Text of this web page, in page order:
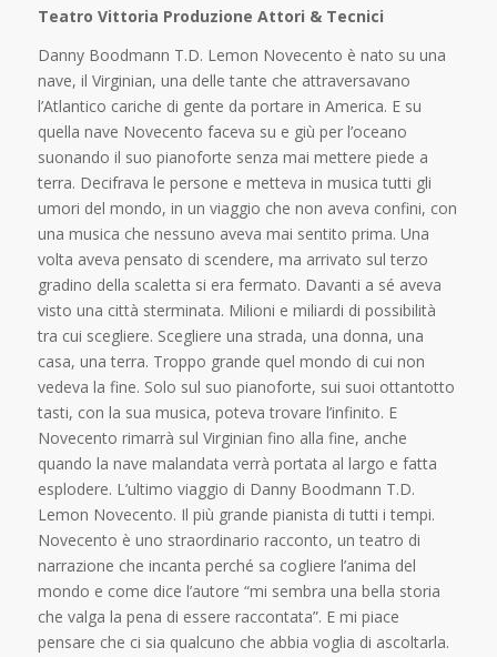
Teatro Vittoria Produzione Attori & Tecnici
Danny Boodmann T.D. Lemon Novecento è nato su una
nave, il Virginian, una delle tante che attraversavano
l’Atlantico cariche di gente da portare in America. E su
quella nave Novecento faceva su e giù per l’oceano
suonando il suo pianoforte senza mai mettere piede a
terra. Decifrava le persone e metteva in musica tutti gli
umori del mondo, in un viaggio che non aveva confini, con
una musica che nessuno aveva mai sentito prima. Una
volta aveva pensato di scendere, ma arrivato sul terzo
gradino della scaletta si era fermato. Davanti a sé aveva
visto una città sterminata. Milioni e miliardi di possibilità
tra cui scegliere. Scegliere una strada, una donna, una
casa, una terra. Troppo grande quel mondo di cui non
vedeva la fine. Solo sul suo pianoforte, sui suoi ottantotto
tasti, con la sua musica, poteva trovare l’infinito. E
Novecento rimarrà sul Virginian fino alla fine, anche
quando la nave malandata verrà portata al largo e fatta
esplodere. L’ultimo viaggio di Danny Boodmann T.D.
Lemon Novecento. Il più grande pianista di tutti i tempi.
Novecento è uno straordinario racconto, un teatro di
narrazione che incanta perché sa cogliere l’anima del
mondo e come dice l’autore “mi sembra una bella storia
che valga la pena di essere raccontata”. E mi piace
pensare che ci sia qualcuno che abbia voglia di ascoltarla.